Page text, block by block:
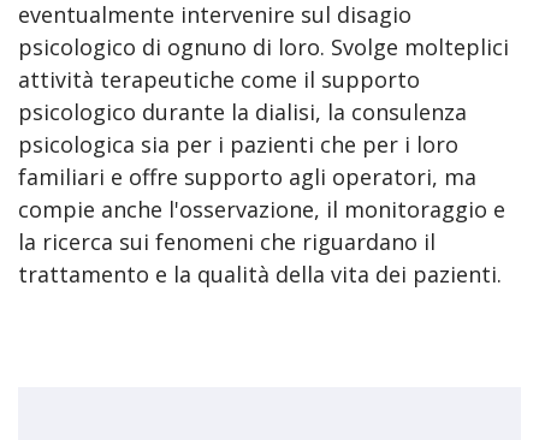
eventualmente intervenire sul disagio
psicologico di ognuno di loro. Svolge molteplici
attività terapeutiche come il supporto
psicologico durante la dialisi, la consulenza
psicologica sia per i pazienti che per i loro
familiari e offre supporto agli operatori, ma
compie anche l'osservazione, il monitoraggio e
la ricerca sui fenomeni che riguardano il
trattamento e la qualità della vita dei pazienti.